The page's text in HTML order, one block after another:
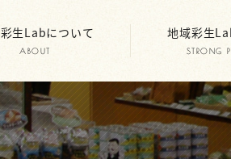
生Labについて
ABOUT
地域彩生
STRONG